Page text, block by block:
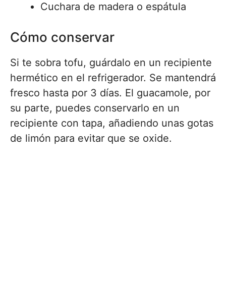
Cuchara de madera o espátula
Cómo conservar
Si te sobra tofu, guárdalo en un recipiente
hermético en el refrigerador. Se mantendrá
fresco hasta por 3 días. El guacamole, por
su parte, puedes conservarlo en un
recipiente con tapa, añadiendo unas gotas
de limón para evitar que se oxide.